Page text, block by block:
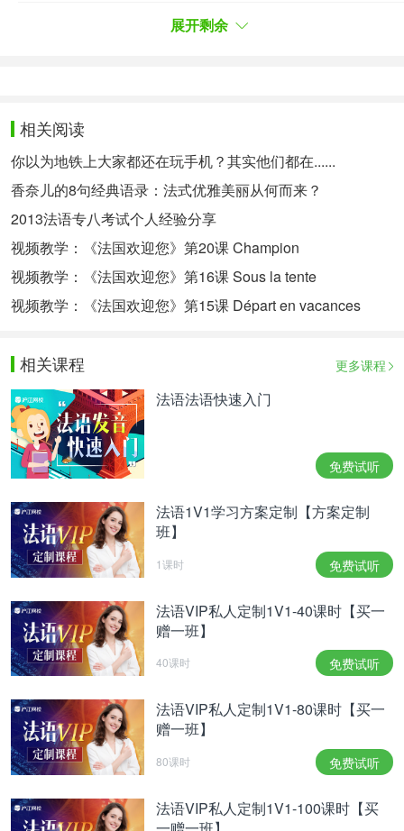
Ah bon? 是吗?真的吗?
Oh là là 噢 天呐!
Pédant
Ça va pas non? - 不行吗?这样行不通吗?
Ah non mais vraiment - 嗷不，但是真的
Écoutez monsieur s‘il vous/te plaît - 请听我说
Vous êtes français? - 您是法国人吗?
吗?当然可以来网校了解了解。如果您对法语学习感
兴趣，想要深入学习，可以了解沪江网校精品课程，
量身定制高效实用的个性化学习方案，专属督导全程
伴学，扫一扫领200畅学卡。
相关热点：法国咖啡
展开剩余
相关阅读
你以为地铁上大家都还在玩手机？其实他们都在......
香奈儿的8句经典语录：法式优雅美丽从何而来？
2013法语专八考试个人经验分享
视频教学：《法国欢迎您》第20课 Champion
视频教学：《法国欢迎您》第16课 Sous la tente
视频教学：《法国欢迎您》第15课 Départ en vacances
相关课程 更多课程
法语法语快速入门
免费试听
法语1V1学习方案定制【方案定制
班】
1课时 免费试听
法语VIP私人定制1V1-40课时【买一
赠一班】
40课时 免费试听
法语VIP私人定制1V1-80课时【买一
赠一班】
80课时 免费试听
法语VIP私人定制1V1-100课时【买